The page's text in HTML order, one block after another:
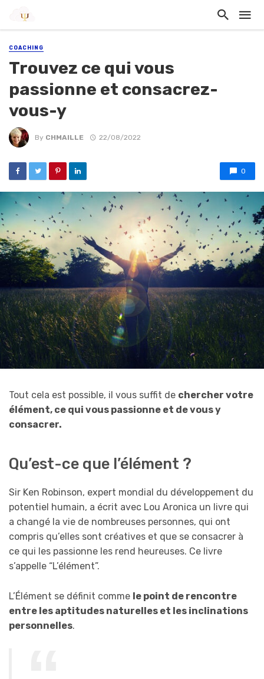
COACHING
Trouvez ce qui vous
passionne et consacrez-
vous-y
By CHMAILLE 22/08/2022
0
Tout cela est possible, il vous suffit de chercher votre
élément, ce qui vous passionne et de vous y
consacrer.
Qu’est-ce que l’élément ?
Sir Ken Robinson, expert mondial du développement du
potentiel humain, a écrit avec Lou Aronica un livre qui
a changé la vie de nombreuses personnes, qui ont
compris qu’elles sont créatives et que se consacrer à
ce qui les passionne les rend heureuses. Ce livre
s’appelle “L’élément”.
L’Élément se définit comme le point de rencontre
entre les aptitudes naturelles et les inclinations
personnelles.